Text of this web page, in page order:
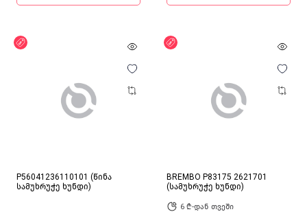
P56041236110101 (წინა
სამუხრუჭე ხუნდი)
BREMBO P83175 2621701
(სამუხრუჭე ხუნდი)
6 ₾-დან თვეში